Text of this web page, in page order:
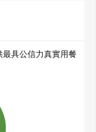
具公信力真實用餐